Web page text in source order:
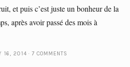
et puis c’est juste un bonheur de la
après avoir passé des mois à
16, 2014 7 COMMENTS